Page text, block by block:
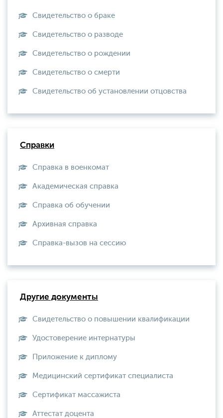
Свидетельство о браке
Свидетельство о разводе
Свидетельство о рождении
Свидетельство о смерти
Свидетельство об установлении отцовства
Справки
Справка в военкомат
Академическая справка
Справка об обучении
Архивная справка
Справка-вызов на сессию
Другие документы
Свидетельство о повышении квалификации
Удостоверение интернатуры
Приложение к диплому
Медицинский сертификат специалиста
Сертификат массажиста
Аттестат доцента